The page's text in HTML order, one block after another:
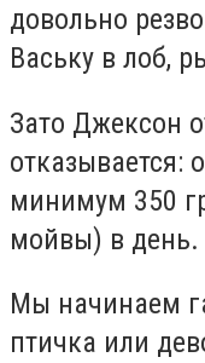
довольно
Ваську в лоб,
Зато Джексон
отказывается:
минимум 350
мойвы) в день.
Мы начинаем
птичка или